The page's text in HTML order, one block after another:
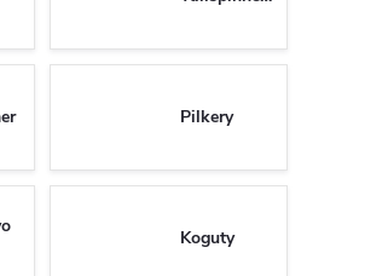
Pilkery
Koguty